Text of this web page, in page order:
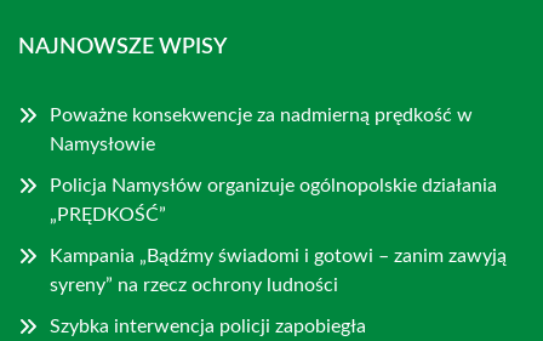
NAJNOWSZE WPISY
Poważne konsekwencje za nadmierną prędkość w
Namysłowie
Policja Namysłów organizuje ogólnopolskie działania
„PRĘDKOŚĆ”
Kampania „Bądźmy świadomi i gotowi – zanim zawyją
syreny” na rzecz ochrony ludności
Szybka interwencja policji zapobiegła